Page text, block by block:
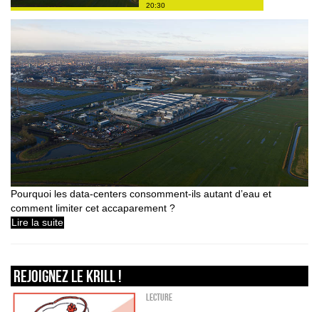
20:30
Pourquoi les data-centers consomment-ils autant d’eau et
comment limiter cet accaparement ?
Lire la suite
REJOIGNEZ LE KRILL !
Lecture